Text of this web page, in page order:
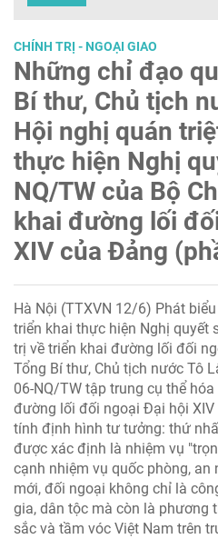
CHÍNH TRỊ - NGOẠI GIAO
Những chỉ đạo
Bí thư, Chủ tịch
Hội nghị quán
thực hiện Nghị
NQ/TW của Bộ
khai đường lối
XIV của Đảng
Hà Nội (TTXVN 12/6) Phát
triển khai thực hiện Nghị quyết
trị về triển khai đường lối đối
Tổng Bí thư, Chủ tịch nước Tô
06-NQ/TW tập trung cụ thể
đường lối đối ngoại Đại hội
tính định hình tư tưởng: thứ
được xác định là nhiệm vụ
cạnh nhiệm vụ quốc phòng, an
mới, đối ngoại không chỉ là
gia, dân tộc mà còn là phương
sắc và tầm vóc Việt Nam trên